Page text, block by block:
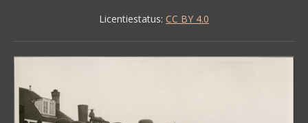
Licentiestatus: CC BY 4.0